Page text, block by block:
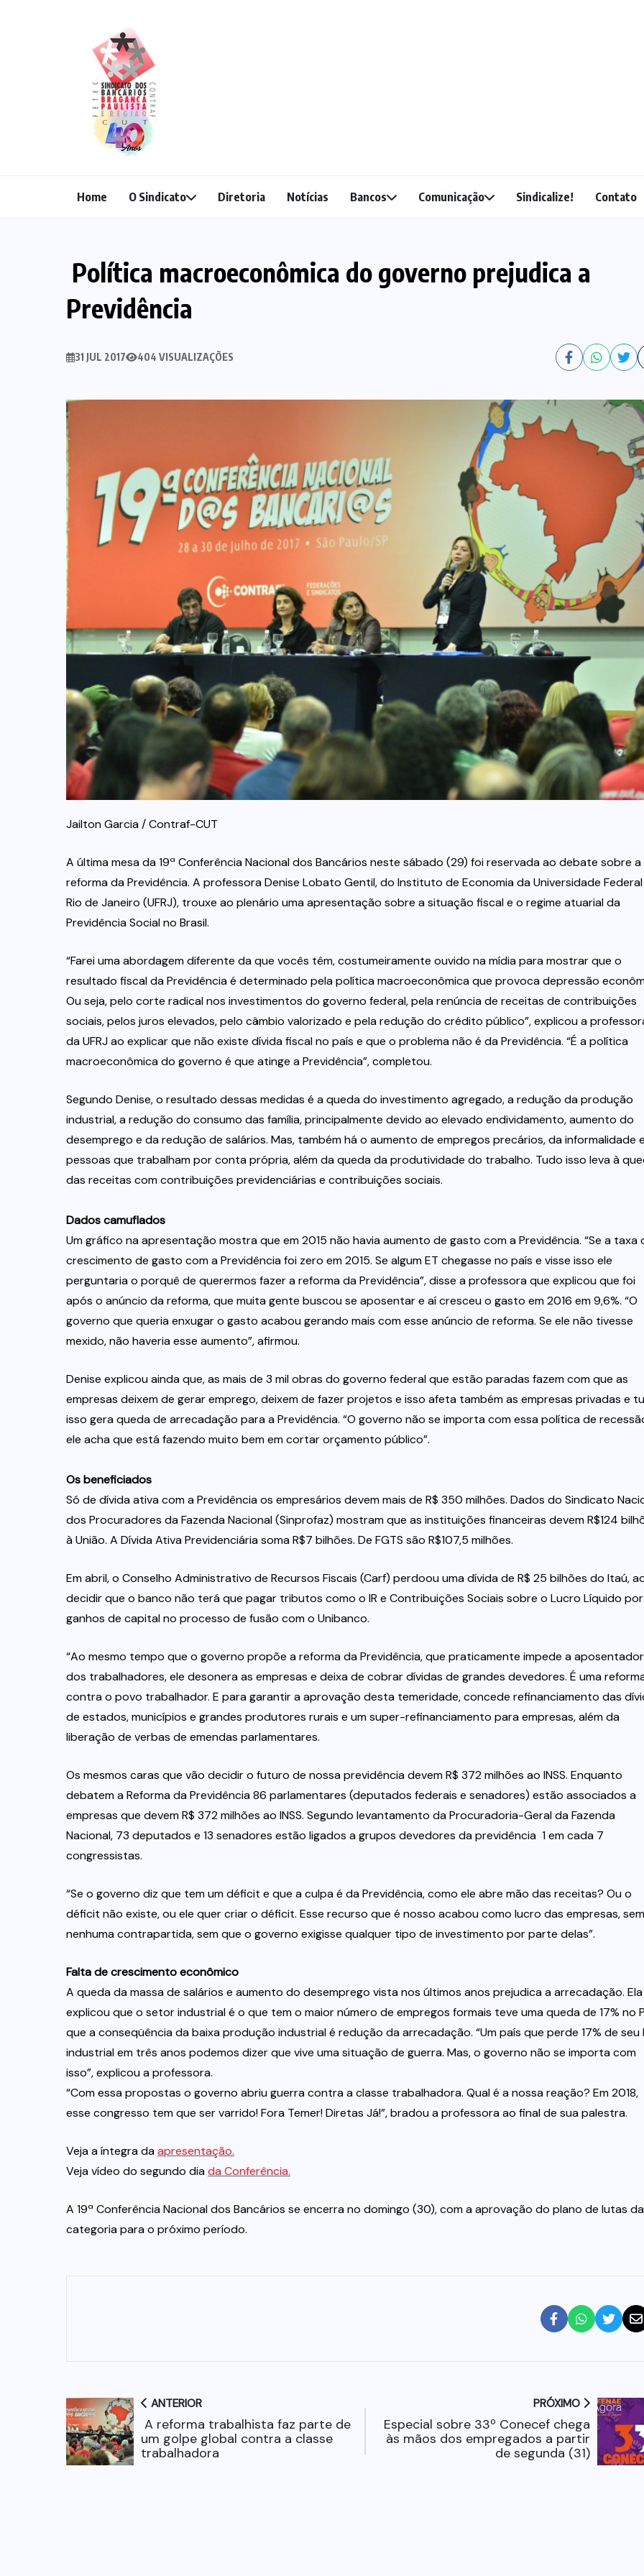
Home O Sindicato Diretoria Notícias Bancos Comunicação Sindicalize! Contato
Política macroeconômica do governo prejudica a
Previdência
31 JUL 2017 404 VISUALIZAÇÕES
Jailton Garcia / Contraf-CUT
A última mesa da 19ª Conferência Nacional dos Bancários neste sábado (29) foi reservada ao debate sobre a
reforma da Previdência. A professora Denise Lobato Gentil, do Instituto de Economia da Universidade
Rio de Janeiro (UFRJ), trouxe ao plenário uma apresentação sobre a situação fiscal e o regime atuarial da
Previdência Social no Brasil.
“Farei uma abordagem diferente da que vocês têm, costumeiramente ouvido na mídia para mostrar que o
resultado fiscal da Previdência é determinado pela política macroeconômica que provoca depressão
Ou seja, pelo corte radical nos investimentos do governo federal, pela renúncia de receitas de contribuições
sociais, pelos juros elevados, pelo câmbio valorizado e pela redução do crédito público”, explicou a
da UFRJ ao explicar que não existe dívida fiscal no país e que o problema não é da Previdência. “É a política
macroeconômica do governo é que atinge a Previdência”, completou.
Segundo Denise, o resultado dessas medidas é a queda do investimento agregado, a redução da produção
industrial, a redução do consumo das família, principalmente devido ao elevado endividamento, aumento do
desemprego e da redução de salários. Mas, também há o aumento de empregos precários, da informalidade
pessoas que trabalham por conta própria, além da queda da produtividade do trabalho. Tudo isso leva à
das receitas com contribuições previdenciárias e contribuições sociais.
Dados camuflados
Um gráfico na apresentação mostra que em 2015 não havia aumento de gasto com a Previdência. “Se a taxa
crescimento de gasto com a Previdência foi zero em 2015. Se algum ET chegasse no país e visse isso ele
perguntaria o porquê de querermos fazer a reforma da Previdência”, disse a professora que explicou que foi
após o anúncio da reforma, que muita gente buscou se aposentar e aí cresceu o gasto em 2016 em 9,6%. “O
governo que queria enxugar o gasto acabou gerando mais com esse anúncio de reforma. Se ele não tivesse
mexido, não haveria esse aumento”, afirmou.
Denise explicou ainda que, as mais de 3 mil obras do governo federal que estão paradas fazem com que as
empresas deixem de gerar emprego, deixem de fazer projetos e isso afeta também as empresas privadas e
isso gera queda de arrecadação para a Previdência. “O governo não se importa com essa política de
ele acha que está fazendo muito bem em cortar orçamento público”.
Os beneficiados
Só de dívida ativa com a Previdência os empresários devem mais de R$ 350 milhões. Dados do Sindicato
dos Procuradores da Fazenda Nacional (Sinprofaz) mostram que as instituições financeiras devem R$124
à União. A Dívida Ativa Previdenciária soma R$7 bilhões. De FGTS são R$107,5 milhões.
Em abril, o Conselho Administrativo de Recursos Fiscais (Carf) perdoou uma dívida de R$ 25 bilhões do Itaú,
decidir que o banco não terá que pagar tributos como o IR e Contribuições Sociais sobre o Lucro Líquido por
ganhos de capital no processo de fusão com o Unibanco.
“Ao mesmo tempo que o governo propõe a reforma da Previdência, que praticamente impede a
dos trabalhadores, ele desonera as empresas e deixa de cobrar dívidas de grandes devedores. É uma
contra o povo trabalhador. E para garantir a aprovação desta temeridade, concede refinanciamento das
de estados, municípios e grandes produtores rurais e um super-refinanciamento para empresas, além da
liberação de verbas de emendas parlamentares.
Os mesmos caras que vão decidir o futuro de nossa previdência devem R$ 372 milhões ao INSS. Enquanto
debatem a Reforma da Previdência 86 parlamentares (deputados federais e senadores) estão associados a
empresas que devem R$ 372 milhões ao INSS. Segundo levantamento da Procuradoria-Geral da Fazenda
Nacional, 73 deputados e 13 senadores estão ligados a grupos devedores da previdência  1 em cada 7
congressistas.
“Se o governo diz que tem um déficit e que a culpa é da Previdência, como ele abre mão das receitas? Ou o
déficit não existe, ou ele quer criar o déficit. Esse recurso que é nosso acabou como lucro das empresas, sem
nenhuma contrapartida, sem que o governo exigisse qualquer tipo de investimento por parte delas”.
Falta de crescimento econômico
A queda da massa de salários e aumento do desemprego vista nos últimos anos prejudica a arrecadação. Ela
explicou que o setor industrial é o que tem o maior número de empregos formais teve uma queda de 17% no
que a conseqüência da baixa produção industrial é redução da arrecadação. “Um país que perde 17% de seu
industrial em três anos podemos dizer que vive uma situação de guerra. Mas, o governo não se importa com
isso”, explicou a professora.
“Com essa propostas o governo abriu guerra contra a classe trabalhadora. Qual é a nossa reação? Em 2018,
esse congresso tem que ser varrido! Fora Temer! Diretas Já!”, bradou a professora ao final de sua palestra.
Veja a íntegra daapresentação.
Veja vídeo do segundo diada Conferência.
A 19ª Conferência Nacional dos Bancários se encerra no domingo (30), com a aprovação do plano de lutas da
categoria para o próximo período.
ANTERIOR
A reforma trabalhista faz parte de
um golpe global contra a classe
trabalhadora
PRÓXIMO
Especial sobre 33º Conecef chega
às mãos dos empregados a partir
de segunda (31)